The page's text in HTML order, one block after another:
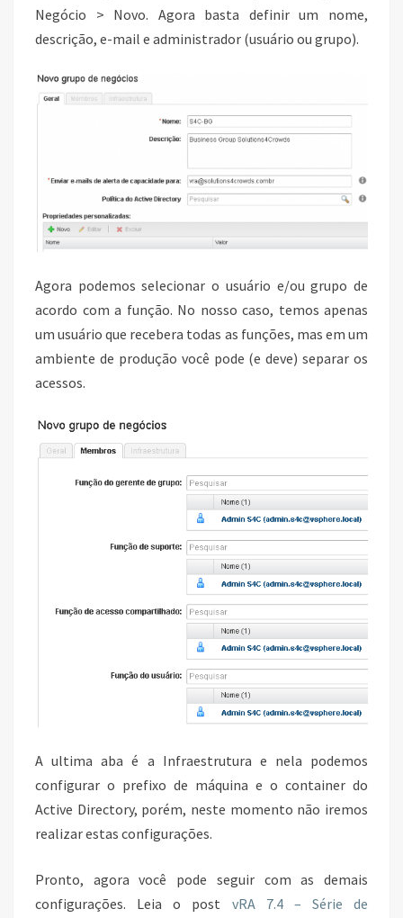
Negócio > Novo. Agora basta definir um nome,
descrição, e-mail e administrador (usuário ou grupo).
Agora podemos selecionar o usuário e/ou grupo de
acordo com a função. No nosso caso, temos apenas
um usuário que recebera todas as funções, mas em um
ambiente de produção você pode (e deve) separar os
acessos.
A ultima aba é a Infraestrutura e nela podemos
configurar o prefixo de máquina e o container do
Active Directory, porém, neste momento não iremos
realizar estas configurações.
Pronto, agora você pode seguir com as demais
configurações. Leia o post vRA 7.4 – Série de